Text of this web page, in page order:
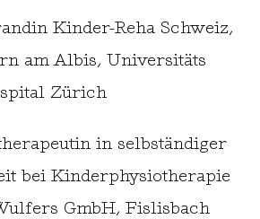
Kinder-Reha Schweiz,
am Albis, Universitäts
Zürich
in selbständiger
bei Kinderphysiotherapie
GmbH, Fislisbach